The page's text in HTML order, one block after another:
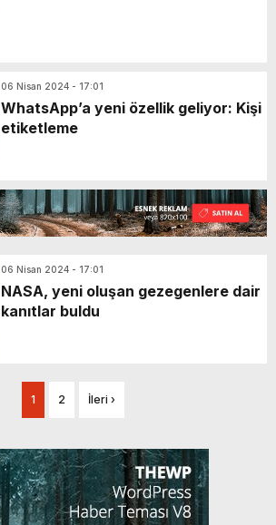
06 Nisan 2024 - 17:01
WhatsApp’a yeni özellik geliyor: Kişi
etiketleme
06 Nisan 2024 - 17:01
NASA, yeni oluşan gezegenlere dair
kanıtlar buldu
1 2 İleri ›